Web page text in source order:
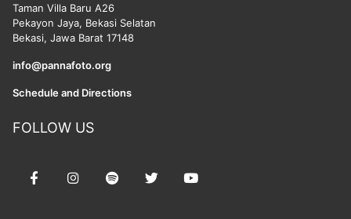
Taman Villa Baru A26
Pekayon Jaya, Bekasi Selatan
Bekasi, Jawa Barat 17148
info@pannafoto.org
Schedule and Directions
FOLLOW US